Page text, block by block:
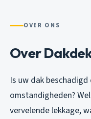
OVER ONS
Over
Is uw dak
omstandigheden?
vervelende lekkage,